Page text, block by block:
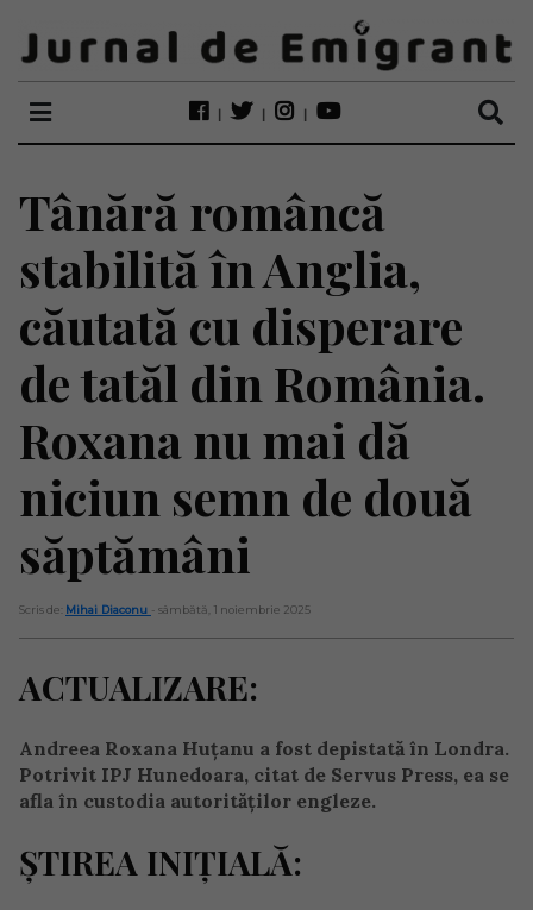
Tânără româncă
stabilită în Anglia,
căutată cu disperare
de tatăl din România.
Roxana nu mai dă
niciun semn de două
săptămâni
Scris de: Mihai Diaconu - sâmbătă, 1 noiembrie 2025
ACTUALIZARE:
Andreea Roxana Huțanu a fost depistată în Londra.
Potrivit IPJ Hunedoara, citat de Servus Press, ea se
afla în custodia autorităților engleze.
ȘTIREA INIȚIALĂ: